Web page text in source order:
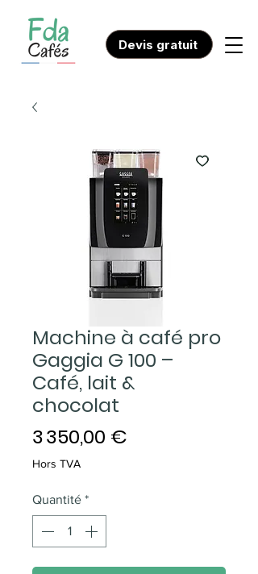
Devis gratuit
Machine à café pro
Gaggia G 100 –
Café, lait &
chocolat
3 350,00 €
Hors TVA
Quantité *